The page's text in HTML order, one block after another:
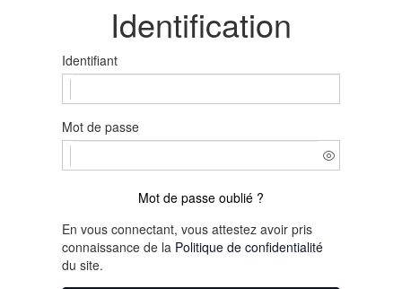
Identification
Identifiant
Mot de passe
Mot de passe oublié ?
En vous connectant, vous attestez avoir pris
connaissance de la Politique de confidentialité
du site.